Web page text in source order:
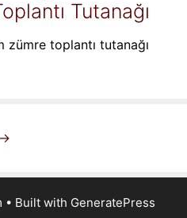
Tutanağı
zümre toplantı tutanağı
→
• Built with GeneratePress